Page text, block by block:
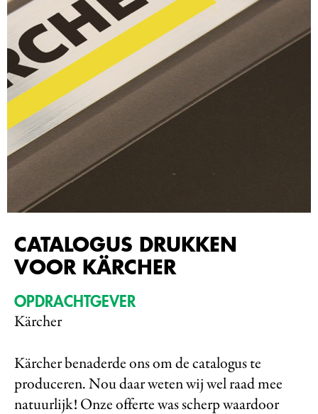
Nieuws
Bestelmodule
Contact
CATALOGUS DRUKKEN
VOOR KÄRCHER
OPDRACHTGEVER
Kärcher
Kärcher benaderde ons om de catalogus te
produceren. Nou daar weten wij wel raad mee
natuurlijk! Onze offerte was scherp waardoor